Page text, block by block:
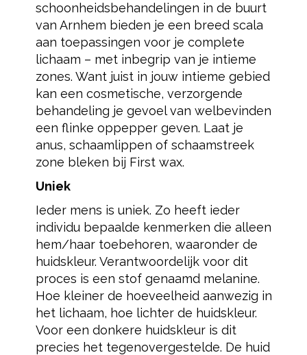
schoonheidsbehandelingen in de buurt
van Arnhem bieden je een breed scala
aan toepassingen voor je complete
lichaam – met inbegrip van je intieme
zones. Want juist in jouw intieme gebied
kan een cosmetische, verzorgende
behandeling je gevoel van welbevinden
een flinke oppepper geven. Laat je
anus, schaamlippen of schaamstreek
zone bleken bij First wax.
Uniek
Ieder mens is uniek. Zo heeft ieder
individu bepaalde kenmerken die alleen
hem/haar toebehoren, waaronder de
huidskleur. Verantwoordelijk voor dit
proces is een stof genaamd melanine.
Hoe kleiner de hoeveelheid aanwezig in
het lichaam, hoe lichter de huidskleur.
Voor een donkere huidskleur is dit
precies het tegenovergestelde. De huid